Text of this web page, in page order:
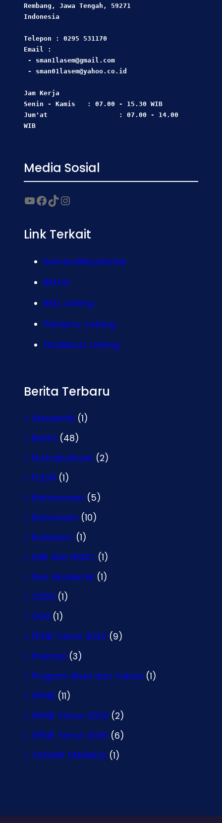
Rembang, Jawa Tengah, 59271
Indonesia
Telepon : 0295 531170
Email :
- sman1lasem@gmail.com
- sman01lasem@yahoo.co.id
Jam Kerja
Senin - Kamis   : 07.00 - 15.30 WIB
Jum'at                  : 07.00 - 14.00
WIB
Media Sosial
Link Terkait
Kemendikbudristek
BKN RI
BKD Jateng
Pemprov Jateng
Disdikbud Jateng
Berita Terbaru
Akademik (1)
Berita (48)
Ekstrakurikuler (2)
FLS2N (1)
Kehumasan (5)
Kesiswaan (10)
Kurikulum (1)
LDBI dan NSDC (1)
Non Akademik (1)
O2SN (1)
OSN (1)
PPDB Tahun 2024 (9)
Prestasi (3)
Program Riset dan Vokasi (1)
SPMB (11)
SPMB Tahun 2025 (2)
SPMB Tahun 2026 (6)
TAGLINE SMANELA (1)